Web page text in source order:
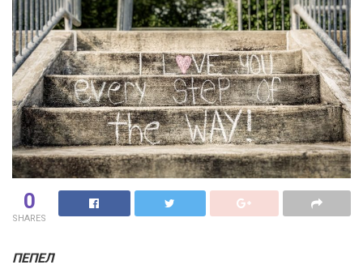
0
SHARES
ПЕПЕЛ